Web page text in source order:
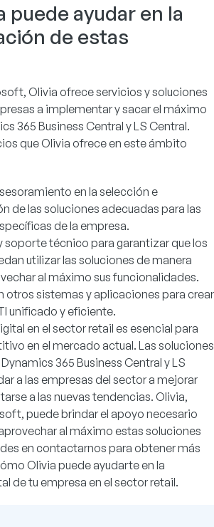
puede ayudar en la
de estas
Olivia ofrece servicios y soluciones
a implementar y sacar el máximo
365 Business Central y LS Central.
que Olivia ofrece en este ámbito
en la selección e
de las soluciones adecuadas para las
de la empresa.
soporte técnico para garantizar que los
utilizar las soluciones de manera
al máximo sus funcionalidades.
otros sistemas y aplicaciones para crear
unificado y eficiente.
en el sector retail es esencial para
en el mercado actual. Las soluciones
365 Business Central y LS
a las empresas del sector a mejorar
a las nuevas tendencias. Olivia,
puede brindar el apoyo necesario
al máximo estas soluciones
en contactarnos para obtener más
Olivia puede ayudarte en la
de tu empresa en el sector retail.